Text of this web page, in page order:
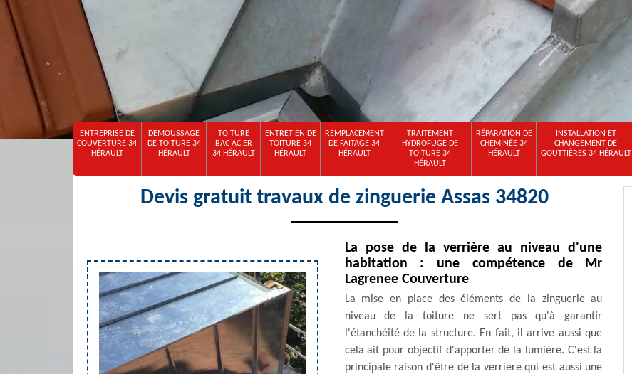
ENTREPRISE DE
COUVERTURE 34
HÉRAULT
DEMOUSSAGE
DE TOITURE 34
HÉRAULT
TOITURE
BAC ACIER
34 HÉRAULT
ENTRETIEN DE
TOITURE 34
HÉRAULT
REMPLACEMENT
DE FAITAGE 34
HÉRAULT
TRAITEMENT
HYDROFUGE DE
TOITURE 34
HÉRAULT
RÉPARATION DE
CHEMINÉE 34
HÉRAULT
INSTALLATION ET
CHANGEMENT DE
GOUTTIÈRES 34 HÉRAULT
Devis gratuit travaux de zinguerie Assas 34820
La pose de la verrière au niveau d'une
habitation : une compétence de Mr
Lagrenee Couverture
La mise en place des éléments de la zinguerie au
niveau de la toiture ne sert pas qu'à garantir
l'étanchéité de la structure. En fait, il arrive aussi que
cela ait pour objectif d'apporter de la lumière. C'est la
principale raison d'être de la verrière qui est aussi une